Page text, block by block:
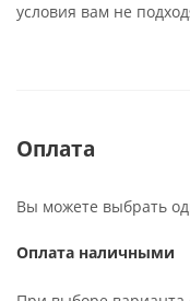
условия вам не
Оплата
Вы можете выбрать
Оплата наличными